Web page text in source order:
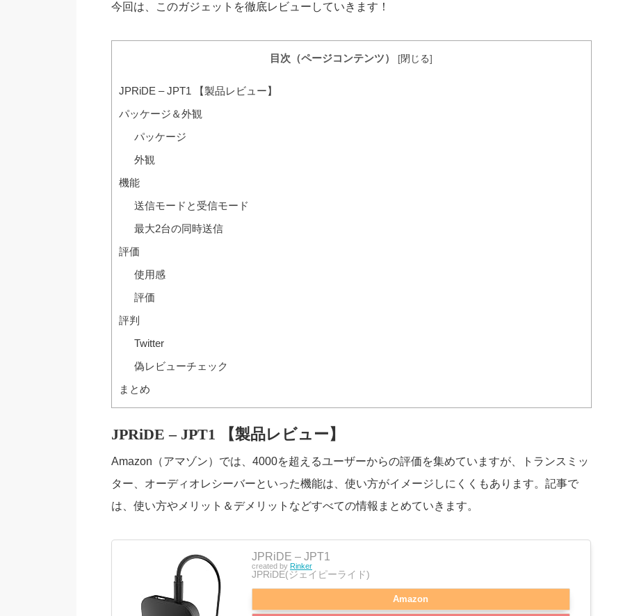
今回は、このガジェットを徹底レビューしていきます！
目次（ページコンテンツ） [閉じる]
JPRiDE – JPT1 【製品レビュー】
パッケージ＆外観
パッケージ
外観
機能
送信モードと受信モード
最大2台の同時送信
評価
使用感
評価
評判
Twitter
偽レビューチェック
まとめ
JPRiDE – JPT1 【製品レビュー】
Amazon（アマゾン）では、4000を超えるユーザーからの評価を集めていますが、トランスミッ
ター、オーディオレシーバーといった機能は、使い方がイメージしにくくもあります。記事で
は、使い方やメリット＆デメリットなどすべての情報まとめていきます。
JPRiDE – JPT1
created byRinker
JPRiDE(ジェイピーライド)
Amazon